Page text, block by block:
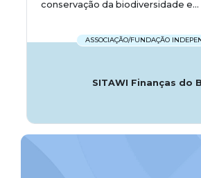
conservação da biodiversidade e...
ASSOCIAÇÃO/FUNDAÇÃO
SITAWI Finanças do